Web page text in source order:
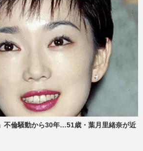
不倫騒動から30年…51歳・葉月里緒奈が近